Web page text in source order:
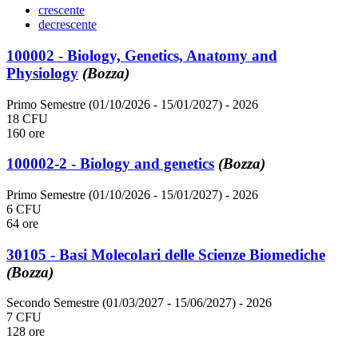
crescente
decrescente
100002 - Biology, Genetics, Anatomy and
Physiology (Bozza)
Primo Semestre (01/10/2026 - 15/01/2027) - 2026
18 CFU
160 ore
100002-2 - Biology and genetics (Bozza)
Primo Semestre (01/10/2026 - 15/01/2027) - 2026
6 CFU
64 ore
30105 - Basi Molecolari delle Scienze Biomediche
(Bozza)
Secondo Semestre (01/03/2027 - 15/06/2027) - 2026
7 CFU
128 ore